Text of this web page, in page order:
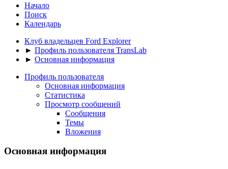
Начало
Поиск
Календарь
Клуб владельцев Ford Explorer
► Профиль пользователя TransLab
► Основная информация
Профиль пользователя
Основная информация
Статистика
Просмотр сообщений
Сообщения
Темы
Вложения
Основная информация